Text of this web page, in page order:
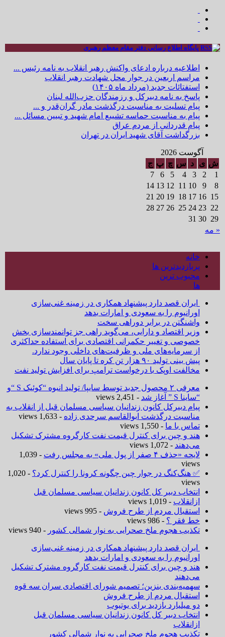
پایگاه اطلاع رسانی دفتر مقام معظم رهبری
اطلاعیه درباره ادعای واکنش رهبر انقلاب به نامه رئیس ...
مراسم اربعین در جوار محل شهادت رهبر انقلاب
استفتائات جدید (مرداد ماه ۱۴۰۵)
پاسخ به نامه دبیرکل و رزمندگان حزب‌الله لبنان
پیام تسلیت به مناسبت درگذشت مادر گران‌قدر و ...
پیام به مناسبت حماسه تشییع امام شهید و تبیین مسائل ...
پیام قدردانی از مردم عراق
بزرگداشت آقای شهید ایران در تهران
آگوست 2026
ش ی د س چ پ ج
1
2
3
4
5
6
7
8
9
10
11
12
13
14
15
16
17
18
19
20
21
22
23
24
25
26
27
28
29
30
31
« مه
خانه
پربازدیدترین ها
محبوب ترین
ها
ایران قصد دارد پیشنهاد همکاری در زمینه غنی‌سازی
اورانیوم را به سعودی و امارات بدهد
واشنگتن در برابر دوراهی سخت
وزیر اقتصاد و دارایی، می‌گوید راهی جز توانمندسازی بخش
خصوصی و تغییر حکمرانی اقتصادی برای استفاده حداکثری
از سرمایه‌های ملی و ظرفیت‌های داخلی وجود ندارد.
پیش بینی تولید ۹۰ هزار تن کره تا پایان سال
مخالفت اوپک با درخواست ترامپ برای افزایش تولید نفت
معرفی ۲ محصول جدید توسط سایپا/ تولید انبوه “کوئیک S “و
“ساینا S ” آغاز شد
- 2,451 views
پیام دبیرکل کانون زندانیان سیاسی مسلمان قبل از انقلاب به
مناسبت درگذشت ابوالقاسم سرحدی زاده - 1,633 views
تماس با ما - 1,550 views
هند و چین برای کنترل قیمت نفت کارگروه مشترک تشکیل
می‌دهند - 1,072 views
لایحه «حذف ۴ صفر از پول ملی» به مجلس رفت
- 1,039
views
✅ هنگ‌کنگ در جوار چین چگونه کرونا را کنترل کرد؟
- 1,020
views
انتخاب دبیر کل کانون زندانیان سیاسی مسلمان قبل
ازانقلاب - 1,019 views
استقبال مردم از طرح فروش - 995 views
خط فقر ؟ - 986 views
تکذیب هجوم ملخ صحرایی به نوار شمالی کشور - 940 views
ایران قصد دارد پیشنهاد همکاری در زمینه غنی‌سازی
اورانیوم را به سعودی و امارات بدهد
هند و چین برای کنترل قیمت نفت کارگروه مشترک تشکیل
می‌دهند
سهمیه‌بندی بنزین؛ تصمیم شورای اقتصادی سران سه قوه
استقبال مردم از طرح فروش
دو میلیارد بازدید برای یوتیوب
انتخاب دبیر کل کانون زندانیان سیاسی مسلمان قبل
ازانقلاب
تکذیب هجوم ملخ صحرایی به نوار شمالی کشور